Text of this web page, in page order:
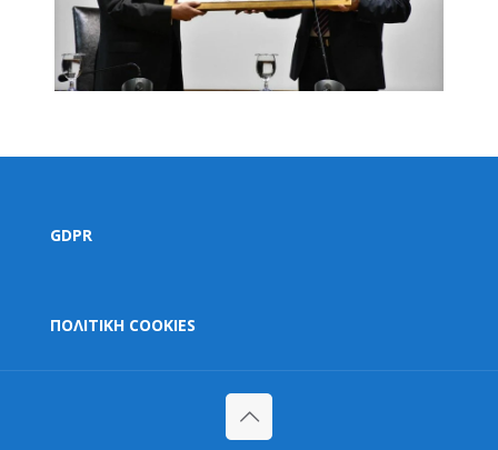
GDPR
ΠΟΛΙΤΙΚΗ COOKIES